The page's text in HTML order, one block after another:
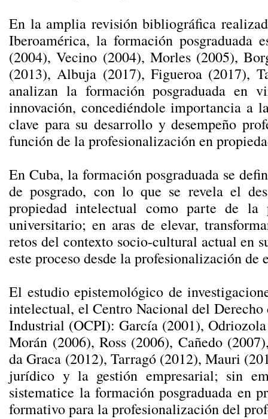
En la amplia revisión bibliográfica
Iberoamérica, la formación posgraduada
(2004), Vecino (2004), Morles (2005),
(2013), Albuja (2017), Figueroa (2017),
analizan la formación posgraduada en
innovación, concediéndole importancia a
clave para su desarrollo y desempeño
función de la profesionalización en
En Cuba, la formación posgraduada se
de posgrado, con lo que se revela el
propiedad intelectual como parte de la
universitario; en aras de elevar,
retos del contexto socio-cultural actual en
este proceso desde la profesionalización de
El estudio epistemológico de
intelectual, el Centro Nacional del
Industrial (OCPI): García (2001),
Morán (2006), Ross (2006), Cañedo
da Graca (2012), Tarragó (2012), Mauri
jurídico y la gestión empresarial; sin
sistematice la formación posgraduada en
formativo para la profesionalización del